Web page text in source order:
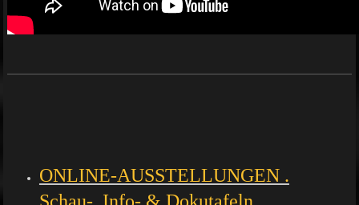
ONLINE-AUSSTELLUNGEN .
Schau-, Info- & Dokutafeln